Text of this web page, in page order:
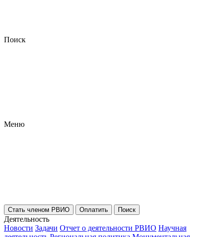
Поиск
Меню
Стать членом РВИО Оплатить Поиск
Деятельность
Новости Задачи Отчет о деятельности РВИО Научная